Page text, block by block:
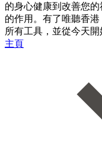
的身心健康到改善您
的作用。有了唯聽香
所有工具，並從今天開
主頁